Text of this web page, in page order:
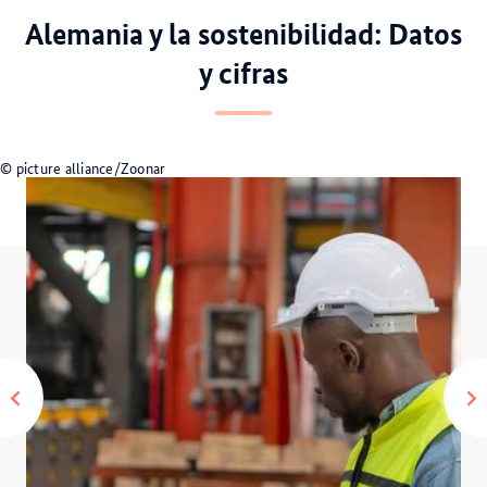
Alemania y la sostenibilidad: Datos
y cifras
© stock.adobe.com/uslatar